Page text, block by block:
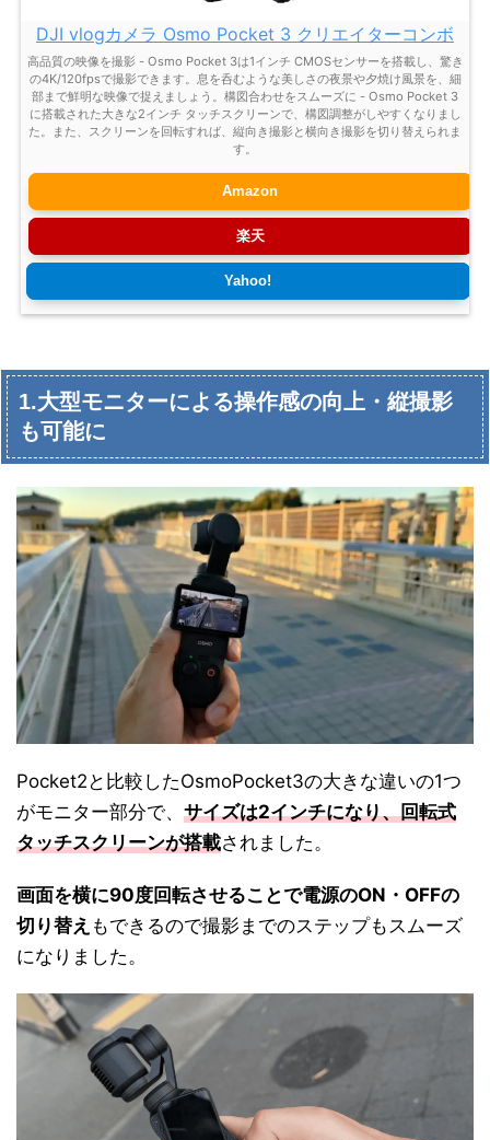
DJI vlogカメラ Osmo Pocket 3 クリエイターコンボ
高品質の映像を撮影 - Osmo Pocket 3は1インチ CMOSセンサーを搭載し、驚き
の4K/120fpsで撮影できます。息を呑むような美しさの夜景や夕焼け風景を、細
部まで鮮明な映像で捉えましょう。構図合わせをスムーズに - Osmo Pocket 3
に搭載された大きな2インチ タッチスクリーンで、構図調整がしやすくなりまし
た。また、スクリーンを回転すれば、縦向き撮影と横向き撮影を切り替えられま
す。
Amazon
楽天
Yahoo!
1.大型モニターによる操作感の向上・縦撮影
も可能に
Pocket2と比較したOsmoPocket3の大きな違いの1つ
がモニター部分で、 サイズは2インチになり、回転式
タッチスクリーンが搭載されました。
画面を横に90度回転させることで電源のON・OFFの
切り替え もできるので撮影までのステップもスムーズ
になりました。